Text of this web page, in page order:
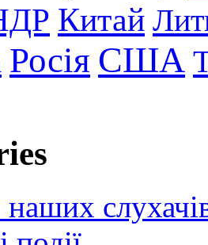
Китай
Росія США